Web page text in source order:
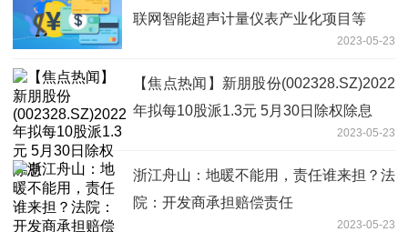
联网智能超声计量仪表产业化项目等
2023-05-23
【焦点热闻】新朋股份(002328.SZ)2022
年拟每10股派1.3元 5月30日除权除息
2023-05-23
浙江舟山：地暖不能用，责任谁来担？法
院：开发商承担赔偿责任
2023-05-23